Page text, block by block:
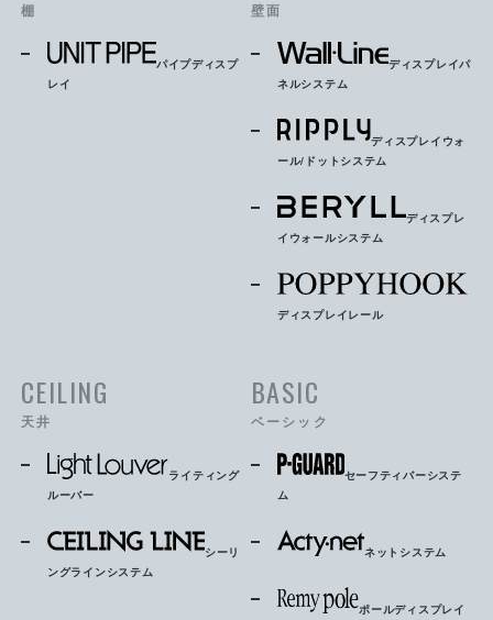
棚
パイプディスプ
レイ
壁面
ディスプレイパ
ネルシステム
ディスプレイウォ
ール/ドットシステム
ディスプレ
イウォールシステム
ディスプレイレール
CEILING
天井
ライティング
ルーバー
シーリ
ングラインシステム
BASIC
ベーシック
セーフティバーシステ
ム
ネットシステム
ポールディスプレイ